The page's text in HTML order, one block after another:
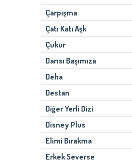
Çarpışma
Çatı Katı Aşk
Çukur
Darısı Başımıza
Deha
Destan
Diğer Yerli Dizi
Disney Plus
Elimi Bırakma
Erkek Severse